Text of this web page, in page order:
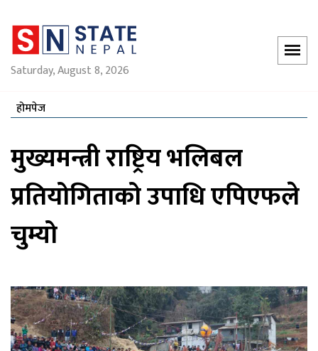
Saturday, August 8, 2026
होमपेज
मुख्यमन्त्री राष्ट्रिय भलिबल
प्रतियोगिताको उपाधि एपिएफले
चुम्यो